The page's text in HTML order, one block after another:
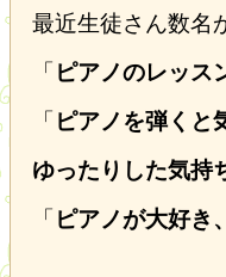
最近生徒さん数名
「 ピアノのレッス
「 ピアノを弾くと
ゆったりした気持
「 ピアノが大好き